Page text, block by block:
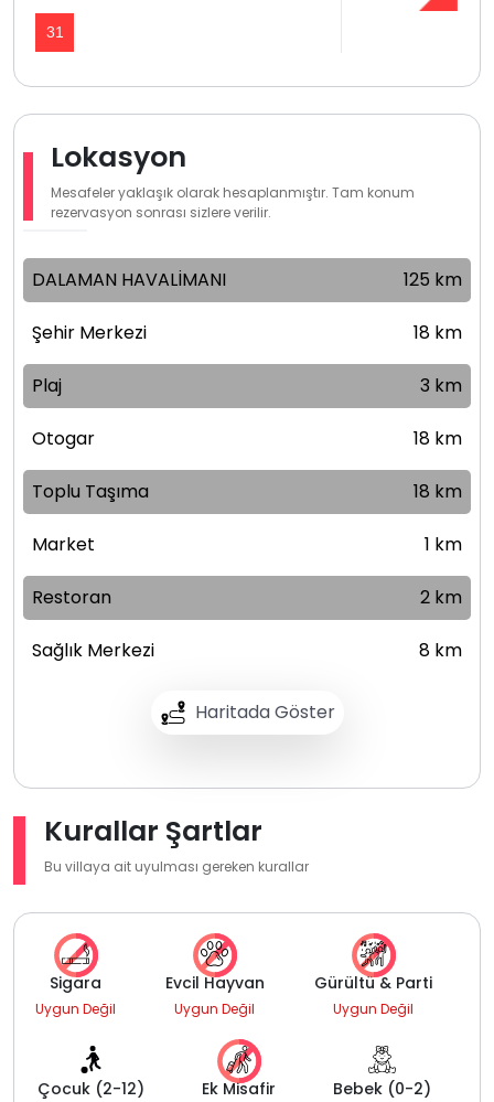
31
Lokasyon
Mesafeler yaklaşık olarak hesaplanmıştır. Tam konum
rezervasyon sonrası sizlere verilir.
Haritada Göster
DALAMAN HAVALİMANI 125 km
Şehir Merkezi 18 km
Plaj 3 km
Otogar 18 km
Toplu Taşıma 18 km
Market 1 km
Restoran 2 km
Sağlık Merkezi 8 km
Kurallar Şartlar
Bu villaya ait uyulması gereken kurallar
Sigara
Uygun Değil
Evcil Hayvan
Uygun Değil
Gürültü & Parti
Uygun Değil
Çocuk (2-12) Ek Misafir Bebek (0-2)